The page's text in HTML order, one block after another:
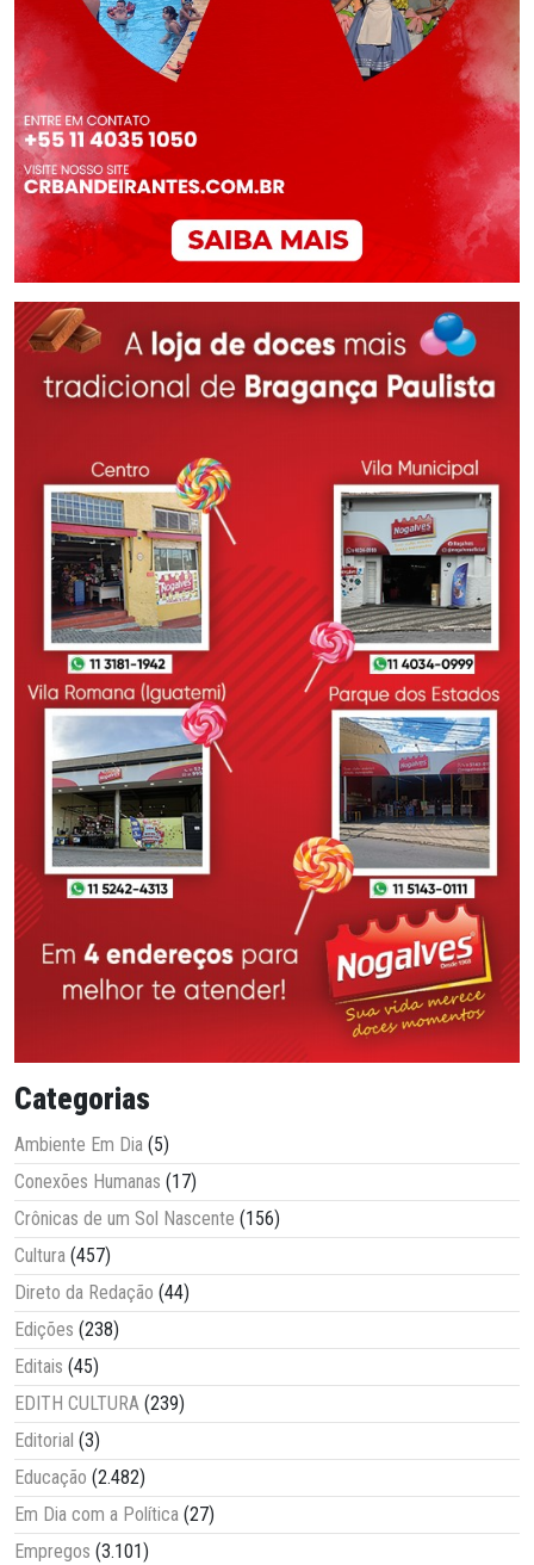
Categorias
Ambiente Em Dia (5)
Conexões Humanas (17)
Crônicas de um Sol Nascente (156)
Cultura (457)
Direto da Redação (44)
Edições (238)
Editais (45)
EDITH CULTURA (239)
Editorial (3)
Educação (2.482)
Em Dia com a Política (27)
Empregos (3.101)